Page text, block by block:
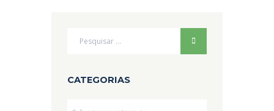
CATEGORIAS